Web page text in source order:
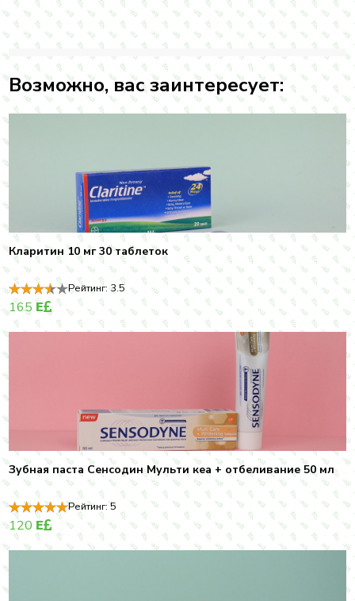
Возможно, вас заинтересует:
Кларитин 10 мг 30 таблеток
Рейтинг:3.5
165E
Зубная паста Сенсодин Мульти кеа + отбеливание 50 мл
Рейтинг:5
120 E